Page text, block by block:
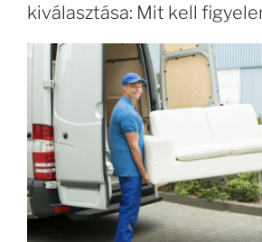
kiválasztása: Mit kell